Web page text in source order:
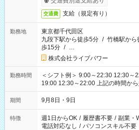
交通費 支給（規定有り）
勤務地
東京都千代田区
九段下駅から徒歩5分 / 竹橋駅から
歩15分 / …
株式会社ライブパワー
勤務時間
＜シフト例＞ 9:00～22:30 12:30～
19:00 12:30～22:00 上記の時間から好きな時間を選べます！ ※
時間は変更となる可能性があります
期間 9月8日・9日
特徴 週1日からOK / 履歴書不要 / 副業・
電話対応なし / パソコンスキル不要